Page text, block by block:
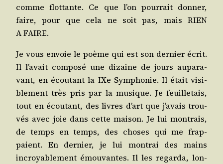
comme flot­tante. Ce que l’on pour­rait don­ner,
faire, pour que cela ne soit pas, mais RIEN
A FAIRE.
Je vous envoie le poème qui est son der­nier écrit.
Il l’avait com­po­sé une dizaine de jours aupa­ra­
vant, en écou­tant la IXe Sym­pho­nie. Il était visi­
ble­ment très pris par la musique. Je feuille­tais,
tout en écou­tant, des livres d’art que j’avais trou­
vés avec joie dans cette mai­son. Je lui mon­trais,
de temps en temps, des choses qui me frap­
paient. En der­nier, je lui mon­trai des mains
incroya­ble­ment émou­vantes. Il les regar­da, lon­